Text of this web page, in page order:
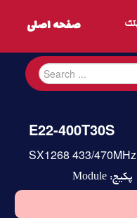
E22-400T30S
SX1268 433/
Module